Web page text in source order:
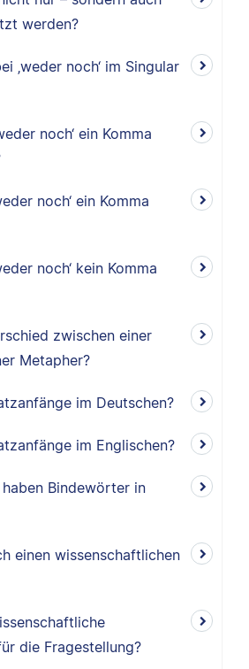
werden?
‚weder noch‘ im Singular
noch‘ ein Komma
noch‘ ein Komma
noch‘ kein Komma
zwischen einer
Metapher?
im Deutschen?
im Englischen?
Bindewörter in
einen wissenschaftlichen
die Fragestellung?